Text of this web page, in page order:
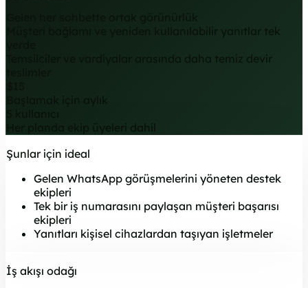
Müşteri bağlamı ve yeniden kullanılabilir yanıtlar tek
Temsilciler ve vardiyalar arasında daha temiz devir
Her planda ekip üyeleri dahil
Şunlar için ideal
Gelen WhatsApp görüşmelerini yöneten destek
ekipleri
Tek bir iş numarasını paylaşan müşteri başarısı
ekipleri
Yanıtları kişisel cihazlardan taşıyan işletmeler
İş akışı odağı